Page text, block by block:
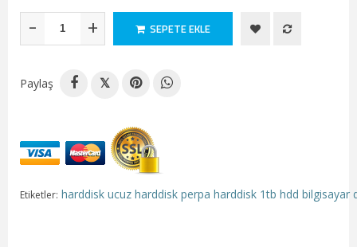
- + SEPETE EKLE
Paylaş 𝕏
Etiketler: harddisk ucuz harddisk perpa harddisk 1tb hdd bilgisayar